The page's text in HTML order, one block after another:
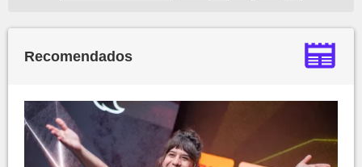
Recomendados